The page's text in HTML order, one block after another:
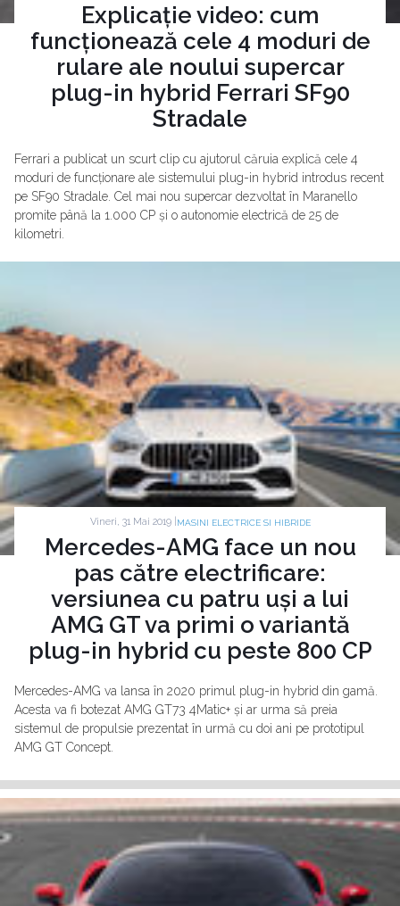
Explicație video: cum
funcționează cele 4 moduri de
rulare ale noului supercar
plug-in hybrid Ferrari SF90
Stradale
Ferrari a publicat un scurt clip cu ajutorul căruia explică cele 4
moduri de funcționare ale sistemului plug-in hybrid introdus recent
pe SF90 Stradale. Cel mai nou supercar dezvoltat în Maranello
promite până la 1.000 CP și o autonomie electrică de 25 de
kilometri.
Vineri, 31 Mai 2019 | MASINI ELECTRICE SI HIBRIDE
Mercedes-AMG face un nou
pas către electrificare:
versiunea cu patru uși a lui
AMG GT va primi o variantă
plug-in hybrid cu peste 800 CP
Mercedes-AMG va lansa în 2020 primul plug-in hybrid din gamă.
Acesta va fi botezat AMG GT73 4Matic+ și ar urma să preia
sistemul de propulsie prezentat în urmă cu doi ani pe prototipul
AMG GT Concept.